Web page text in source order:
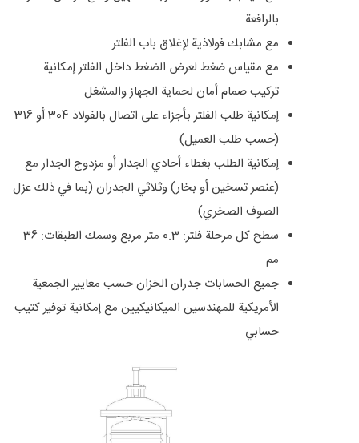
بالرافعة
مع مشابك فولاذية لإغلاق باب الفلتر
مع مقياس ضغط لعرض الضغط داخل الفلتر إمكانية
تركيب صمام أمان لحماية الجهاز والمشغل
إمكانية طلب الفلتر بأجزاء على اتصال بالفولاذ 304 أو 316
(حسب طلب العميل)
إمكانية الطلب بغطاء أحادي الجدار أو مزدوج الجدار مع
(عنصر تسخين أو بخار) وثلاثي الجدران (بما في ذلك عزل
الصوف الصخري)
سطح كل مرحلة فلتر: 0.3 متر مربع وسمك الطبقات: 36
مم
جميع الحسابات جدران الخزان حسب معايير الجمعية
الأمريكية للمهندسين الميكانيكيين مع إمكانية توفير كتيب
حسابي